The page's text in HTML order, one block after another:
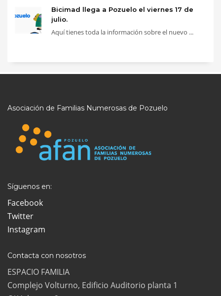
Bicimad llega a Pozuelo el viernes 17 de
julio.
Aquí tienes toda la información sobre el nuevo ...
Asociación de Familias Numerosas de Pozuelo
Síguenos en:
Facebook
Twitter
Instagram
Contacta con nosotros
ESPACIO FAMILIA
Complejo Volturno, Edificio Auditorio planta 1